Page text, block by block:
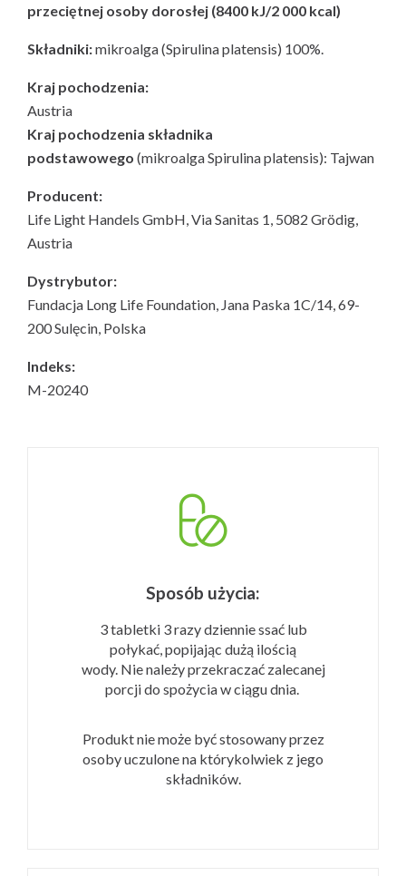
przeciętnej osoby dorosłej (8400 kJ/2 000 kcal)
Składniki:mikroalga (Spirulina platensis) 100%.
Kraj pochodzenia:
Austria
Kraj pochodzenia składnika
podstawowego (mikroalgaSpirulina platensis): Tajwan
Producent:
Life Light Handels GmbH, Via Sanitas 1, 5082 Grödig,
Austria
Dystrybutor:
Fundacja Long Life Foundation, Jana Paska 1C/14, 69-
200 Sulęcin, Polska
Indeks:
M-20240
Sposób użycia:
3 tabletki 3 razy dziennie ssać lub
połykać, popijając dużą ilością
wody. Nie należy przekraczać zalecanej
porcji do spożycia w ciągu dnia.
Produkt nie może być stosowany przez
osoby uczulone na którykolwiek z jego
składników.